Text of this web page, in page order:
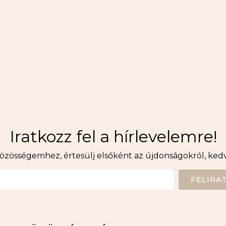
Iratkozz fel a hírlevelemre!
értesülj elsőként az újdonságokról,